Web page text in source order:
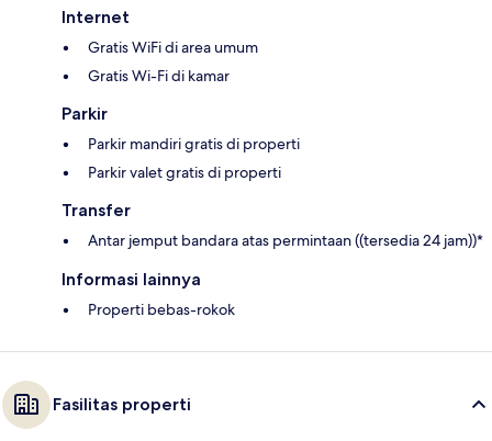
Internet
Gratis WiFi di area umum
Gratis Wi-Fi di kamar
Parkir
Parkir mandiri gratis di properti
Parkir valet gratis di properti
Transfer
Antar jemput bandara atas permintaan ((tersedia 24 jam))*
Informasi lainnya
Properti bebas-rokok
Fasilitas properti